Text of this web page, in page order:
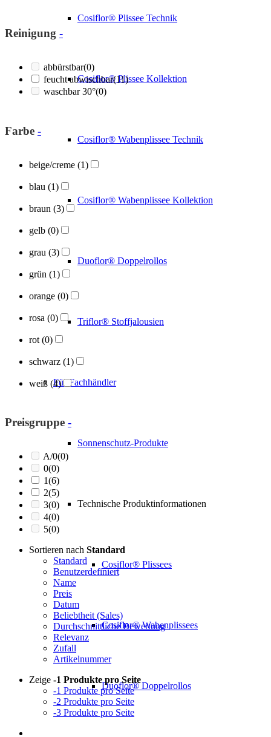
Cosiflor® Plissee Technik
Cosiflor® Plissee Kollektion
Cosiflor® Wabenplissee Technik
Cosiflor® Wabenplissee Kollektion
Duoflor® Doppelrollos
Triflor® Stoffjalousien
Für Fachhändler
Sonnenschutz-Produkte
Technische Produktinformationen
Cosiflor® Plissees
Cosiflor® Wabenplissees
Duoflor® Doppelrollos
Reinigung -
abbürstbar(0)
feucht abwischbar(11)
waschbar 30°(0)
Farbe -
beige/creme (1)
blau (1)
braun (3)
gelb (0)
grau (3)
grün (1)
orange (0)
rosa (0)
rot (0)
schwarz (1)
weiß (4)
Preisgruppe -
A/0(0)
0(0)
1(6)
2(5)
3(0)
4(0)
5(0)
Sortieren nach Standard
Standard
Benutzerdefiniert
Name
Preis
Datum
Beliebtheit (Sales)
Durchschnittliche Bewertung
Relevanz
Zufall
Artikelnummer
Zeige -1 Produkte pro Seite
-1 Produkte pro Seite
-2 Produkte pro Seite
-3 Produkte pro Seite